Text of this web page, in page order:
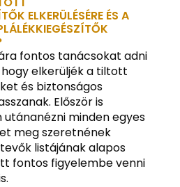
ELKERÜLÉSÉRE ÉS A
fontos tanácsokat adni
elkerüljék a tiltott
és biztonságos
Először is
minden egyes
meg szeretnének
listájának alapos
fontos figyelembe venni